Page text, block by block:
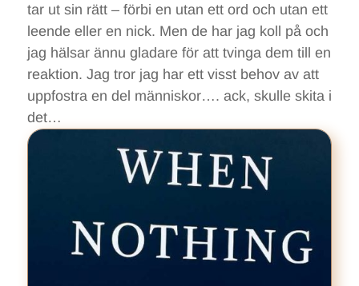
tar ut sin rätt – förbi en utan ett ord och utan ett
leende eller en nick. Men de har jag koll på och
jag hälsar ännu gladare för att tvinga dem till en
reaktion. Jag tror jag har ett visst behov av att
uppfostra en del människor…. ack, skulle skita i
det…